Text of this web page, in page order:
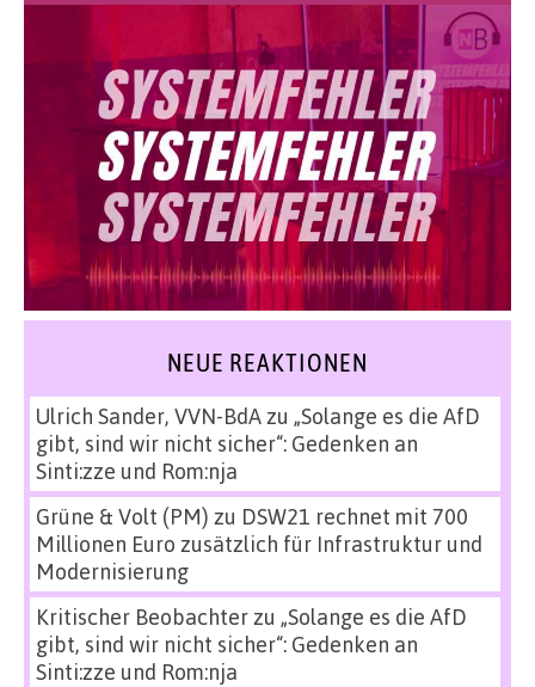
NEUE REAKTIONEN
Ulrich Sander, VVN-BdAzu „Solange es die AfD
gibt, sind wir nicht sicher“: Gedenken an
Sinti:zze und Rom:nja
Grüne & Volt (PM) zu DSW21 rechnet mit 700
Millionen Euro zusätzlich für Infrastruktur und
Modernisierung
Kritischer Beobachterzu „Solange es die AfD
gibt, sind wir nicht sicher“: Gedenken an
Sinti:zze und Rom:nja